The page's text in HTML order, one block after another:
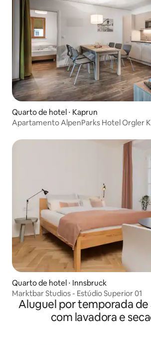
Quarto de hotel ⋅ Kaprun
Apartamento AlpenParks Hotel Orgler
Quarto de hotel ⋅ Innsbruck
Marktbar Studios - Estúdio Superior 01
Aluguel por temporada
com lavadora e